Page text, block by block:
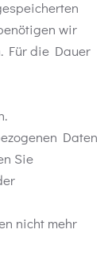
wir
Für die Dauer
Daten
Sie
nicht mehr